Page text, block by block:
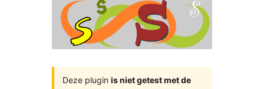
Deze plugin is niet getest met de